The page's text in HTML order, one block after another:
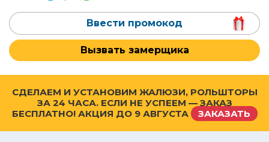
Ввести промокод
Вызвать замерщика
СДЕЛАЕМ И УСТАНОВИМ ЖАЛЮЗИ, РОЛЬШТОРЫ
ЗА 24 ЧАСА. ЕСЛИ НЕ УСПЕЕМ — ЗАКАЗ
БЕСПЛАТНО! АКЦИЯ ДО 9 АВГУСТА ЗАКАЗАТЬ